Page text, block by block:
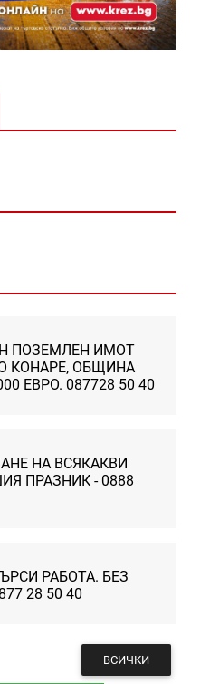
ПОЗЕМЛЕН ИМОТ
КОНАРЕ, ОБЩИНА
ЕВРО. 087728 50 40
НА ВСЯКАКВИ
ПРАЗНИК - 0888
РАБОТА. БЕЗ
28 50 40
ВСИЧКИ